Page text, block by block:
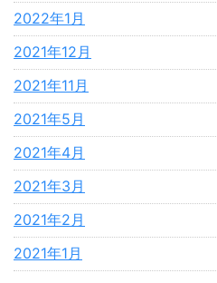
2022年1月
2021年12月
2021年11月
2021年5月
2021年4月
2021年3月
2021年2月
2021年1月